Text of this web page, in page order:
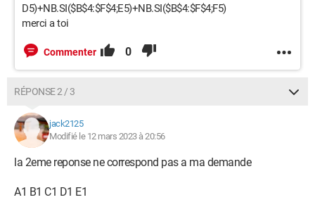
D5)+NB.SI($B$4:$F$4;E5)+NB.SI($B$4:$F$4;F5)
merci a toi
Commenter 0
RÉPONSE 2 / 3
jack2125
Modifié le 12 mars 2023 à 20:56
la 2eme reponse ne correspond pas a ma demande
A1 B1 C1 D1 E1